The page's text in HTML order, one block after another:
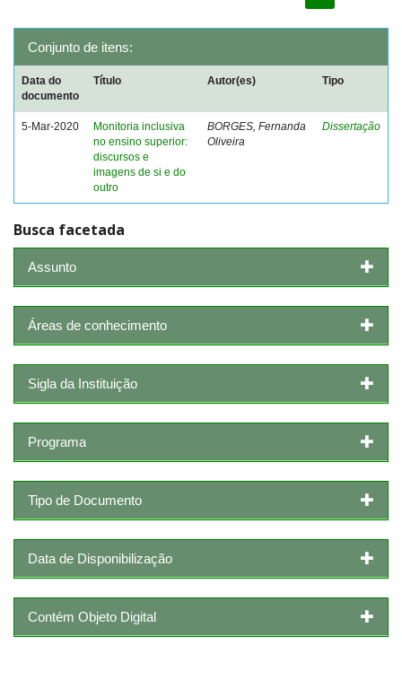
Conjunto de itens:
Data do
documento
Título Autor(es) Tipo
5-Mar-2020
Monitoria inclusiva
no ensino superior:
discursos e
imagens de si e do
outro
BORGES, Fernanda
Oliveira
Dissertação
Busca facetada
Assunto
Áreas de conhecimento
Sigla da Instituição
Programa
Tipo de Documento
Data de Disponibilização
Contém Objeto Digital